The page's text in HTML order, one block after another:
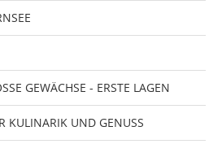
GEWÄCHSE - ERSTE LAGEN
KULINARIK UND GENUSS